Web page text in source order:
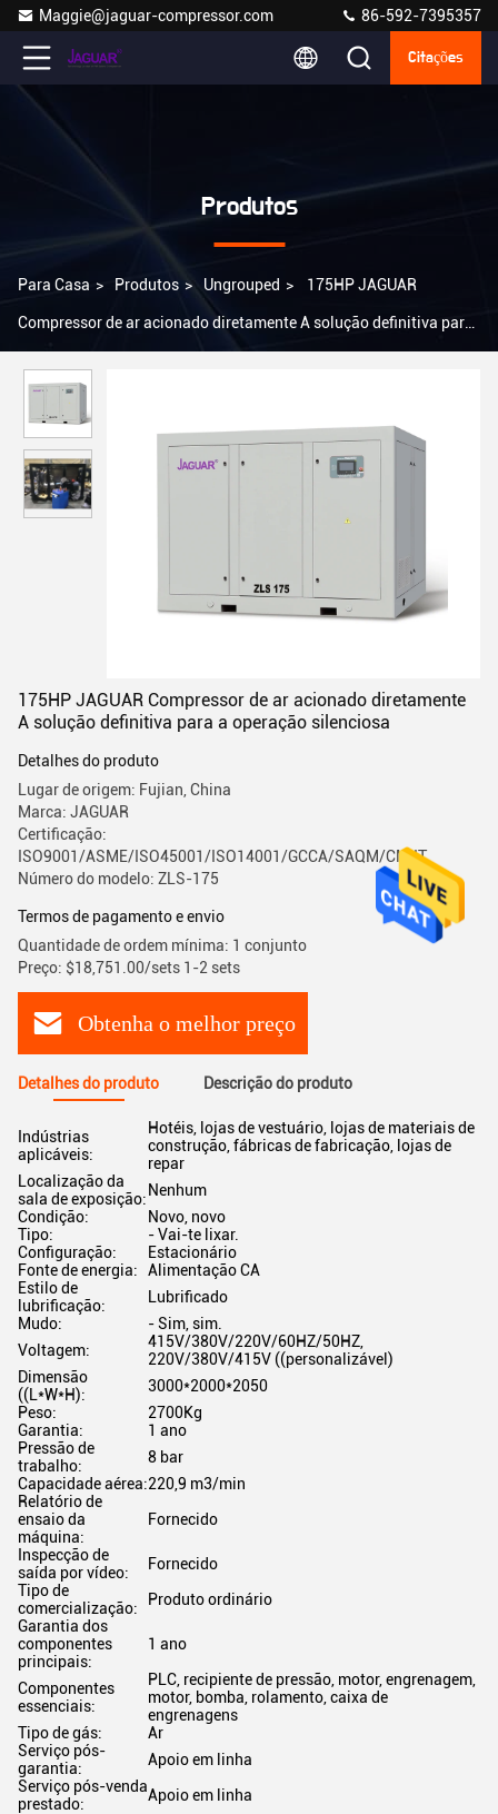
Maggie@jaguar-compressor.com 86-592-7395357
Citações
Produtos
Para Casa > Produtos > Ungrouped > 175HP JAGUAR
Compressor de ar acionado diretamente A solução definitiva para
175HP JAGUAR Compressor de ar acionado diretamente
A solução definitiva para a operação silenciosa
Detalhes do produto
Lugar de origem: Fujian, China
Marca: JAGUAR
Certificação:
ISO9001/ASME/ISO45001/ISO14001/GCCA/SAQM/CMIIT
Número do modelo: ZLS-175
Termos de pagamento e envio
Quantidade de ordem mínima: 1 conjunto
Preço: $18,751.00/sets 1-2 sets
Obtenha o melhor preço
Detalhes do produto Descrição do produto
Indústrias
aplicáveis:
Hotéis, lojas de vestuário, lojas de materiais de
construção, fábricas de fabricação, lojas de
repar
Localização da
sala de exposição: Nenhum
Condição:
Novo, novo
Tipo:
- Vai-te lixar.
Configuração:
Estacionário
Fonte de energia:
Alimentação CA
Estilo de
lubrificação:
Lubrificado
Mudo:
- Sim, sim.
Voltagem:
415V/380V/220V/60HZ/50HZ,
220V/380V/415V ((personalizável)
Dimensão
((L*W*H):
3000*2000*2050
Peso:
2700Kg
Garantia:
1 ano
Pressão de
trabalho:
8 bar
Capacidade aérea:220,9 m3/min
Relatório de
ensaio da
máquina:
Fornecido
Inspecção de
saída por vídeo:
Fornecido
Tipo de
comercialização:
Produto ordinário
Garantia dos
componentes
principais:
1 ano
Componentes
essenciais:
PLC, recipiente de pressão, motor, engrenagem,
motor, bomba, rolamento, caixa de
engrenagens
Tipo de gás:
Ar
Serviço pós-
garantia:
Apoio em linha
Serviço pós-venda
prestado:
Apoio em linha